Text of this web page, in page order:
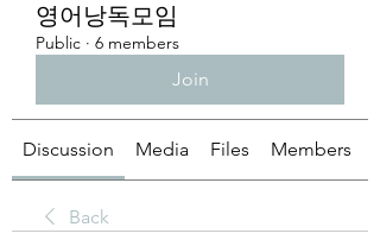
영어낭독모임
Public · 6 members
Join
Discussion Media Files Members
Back